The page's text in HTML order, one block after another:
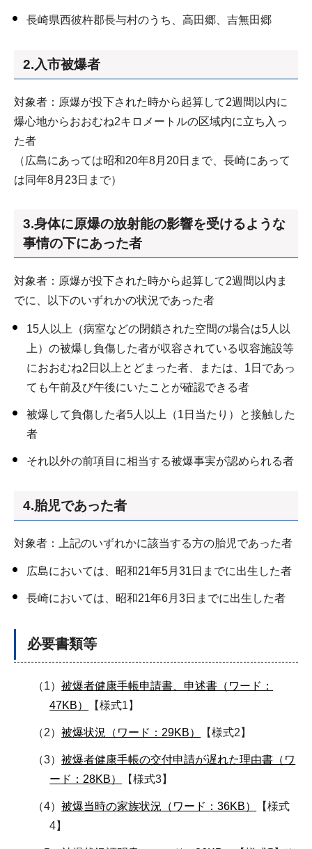
長崎県西彼杵郡長与村のうち、高田郷、吉無田郷
2.入市被爆者
対象者：原爆が投下された時から起算して2週間以内に
爆心地からおおむね2キロメートルの区域内に立ち入っ
た者
（広島にあっては昭和20年8月20日まで、長崎にあって
は同年8月23日まで）
3.身体に原爆の放射能の影響を受けるような
事情の下にあった者
対象者：原爆が投下された時から起算して2週間以内ま
でに、以下のいずれかの状況であった者
15人以上（病室などの閉鎖された空間の場合は5人以
上）の被爆し負傷した者が収容されている収容施設等
におおむね2日以上とどまった者、または、1日であっ
ても午前及び午後にいたことが確認できる者
被爆して負傷した者5人以上（1日当たり）と接触した
者
それ以外の前項目に相当する被爆事実が認められる者
4.胎児であった者
対象者：上記のいずれかに該当する方の胎児であった者
広島においては、昭和21年5月31日までに出生した者
長崎においては、昭和21年6月3日までに出生した者
必要書類等
（1）被爆者健康手帳申請書、申述書（ワード：
47KB）
【様式1】
（2）被爆状況（ワード：29KB） 【様式2】
（3）被爆者健康手帳の交付申請が遅れた理由書（ワ
ード：28KB）
【様式3】
（4）被爆当時の家族状況（ワード：36KB）
【様式
4】